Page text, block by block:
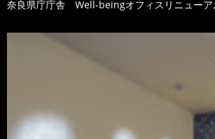
奈良県庁庁舎 Well-beingオフィスリニューア